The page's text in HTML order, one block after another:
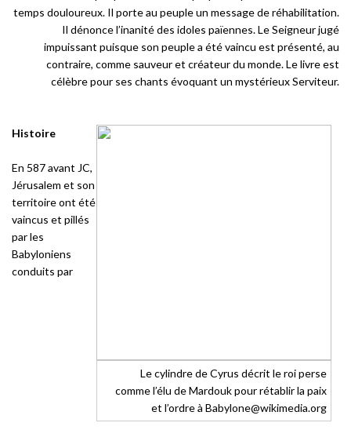
temps douloureux. Il porte au peuple un message de réhabilitation.
Il dénonce l’inanité des idoles païennes. Le Seigneur jugé
impuissant puisque son peuple a été vaincu est présenté, au
contraire, comme sauveur et créateur du monde. Le livre est
célèbre pour ses chants évoquant un mystérieux Serviteur.
Le cylindre de Cyrus décrit le roi perse
comme l’élu de Mardouk pour rétablir la paix
et l’ordre à Babylone@wikimedia.org
Histoire
En 587 avant JC,
Jérusalem et son
territoire ont été
vaincus et pillés
par les
Babyloniens
conduits par